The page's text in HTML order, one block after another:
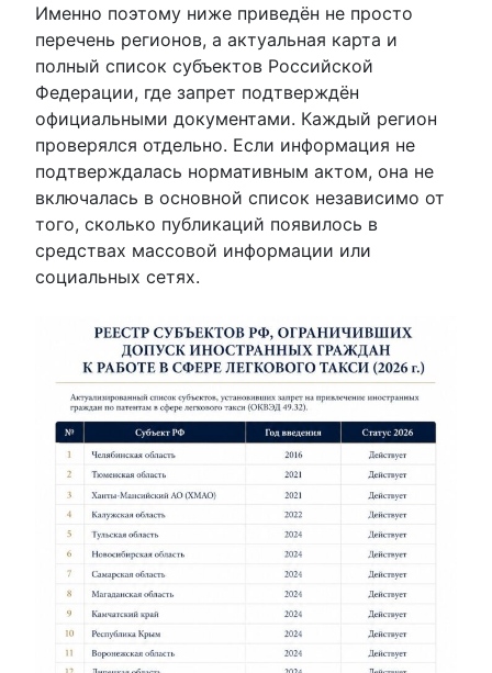
Именно поэтому ниже приведён не просто
перечень регионов, а актуальная карта и
полный список субъектов Российской
Федерации, где запрет подтверждён
официальными документами. Каждый регион
проверялся отдельно. Если информация не
подтверждалась нормативным актом, она не
включалась в основной список независимо от
того, сколько публикаций появилось в
средствах массовой информации или
социальных сетях.